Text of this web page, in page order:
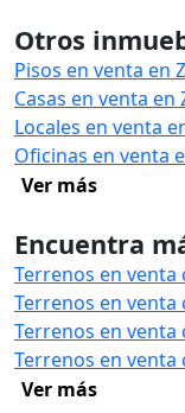
Otros
Pisos en venta en
Casas en venta en
Locales en venta
Oficinas en venta
Ver más
Encuentra
Terrenos en venta
Terrenos en
Terrenos en
Terrenos en
Ver más